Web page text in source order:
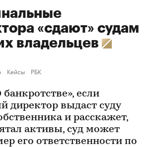
«сдают» судам
владельцев
Кейсы РБК
если
директор выдаст суду
и расскажет,
активы, суд может
его ответственности по